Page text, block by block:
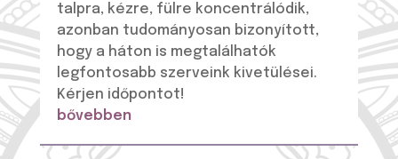
talpra, kézre, fülre koncentrálódik,
azonban tudományosan bizonyított,
hogy a háton is megtalálhatók
legfontosabb szerveink kivetülései.
Kérjen időpontot!
bővebben